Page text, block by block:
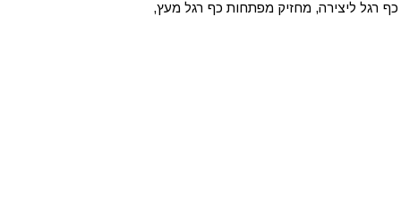
רגל ליצירה, מחזיק מפתחות כף רגל מעץ,